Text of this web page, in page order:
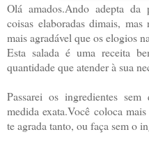
Olá amados.Ando adepta da
coisas elaboradas dimais,
mais agradável que os elogios
Esta salada é uma receita
quantidade que atender à sua
Passarei os ingredientes
medida exata.Você coloca
te agrada tanto, ou faça sem o